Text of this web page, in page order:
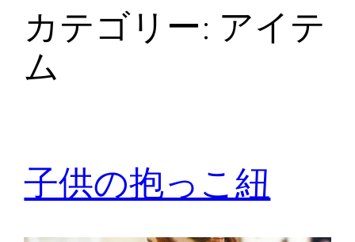
カテゴリー: アイテ
ム
子供の抱っこ紐